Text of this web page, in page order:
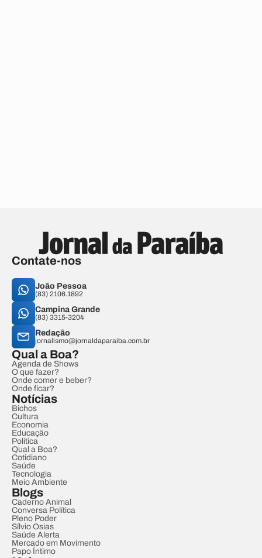
Contate-nos
João Pessoa
(83) 2106.1892
Campina Grande
(83) 3315-3204
Redação
jornalismo@jornaldaparaiba.com.br
Qual a Boa?
Agenda de Shows
O que fazer?
Onde comer e beber?
Onde ficar?
Notícias
Bichos
Cultura
Economia
Educação
Política
Qual a Boa?
Cotidiano
Saúde
Tecnologia
Meio Ambiente
Blogs
Caderno Animal
Conversa Política
Pleno Poder
Sílvio Osias
Saúde Alerta
Mercado em Movimento
Papo Íntimo